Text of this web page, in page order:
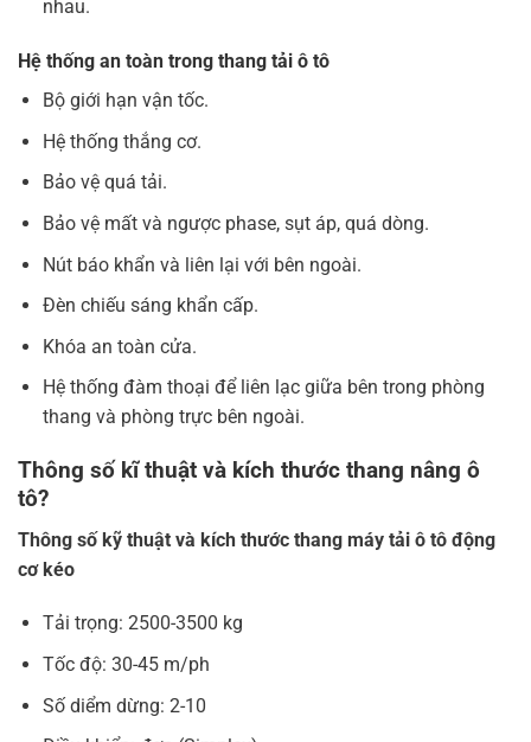
nhau.
Hệ thống an toàn trong thang tải ô tô
Bộ giới hạn vận tốc.
Hệ thống thắng cơ.
Bảo vệ quá tải.
Bảo vệ mất và ngược phase, sụt áp, quá dòng.
Nút báo khẩn và liên lại với bên ngoài.
Đèn chiếu sáng khẩn cấp.
Khóa an toàn cửa.
Hệ thống đàm thoại để liên lạc giữa bên trong phòng
thang và phòng trực bên ngoài.
Thông số kĩ thuật và kích thước thang nâng ô
tô?
Thông số kỹ thuật và kích thước thang máy tải ô tô động
cơ kéo
Tải trọng: 2500-3500 kg
Tốc độ: 30-45 m/ph
Số diểm dừng: 2-10